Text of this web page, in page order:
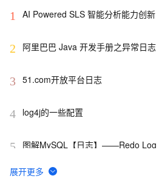
1 AI Powered SLS 智能分析能力创新
2
阿里巴巴 Java 开发手册之异常日
3 51.com开放平台日志
4 log4j的一些配置
5 图解MySQL【日志】——Redo Log
6 Log4J 漏洞复现+漏洞靶场